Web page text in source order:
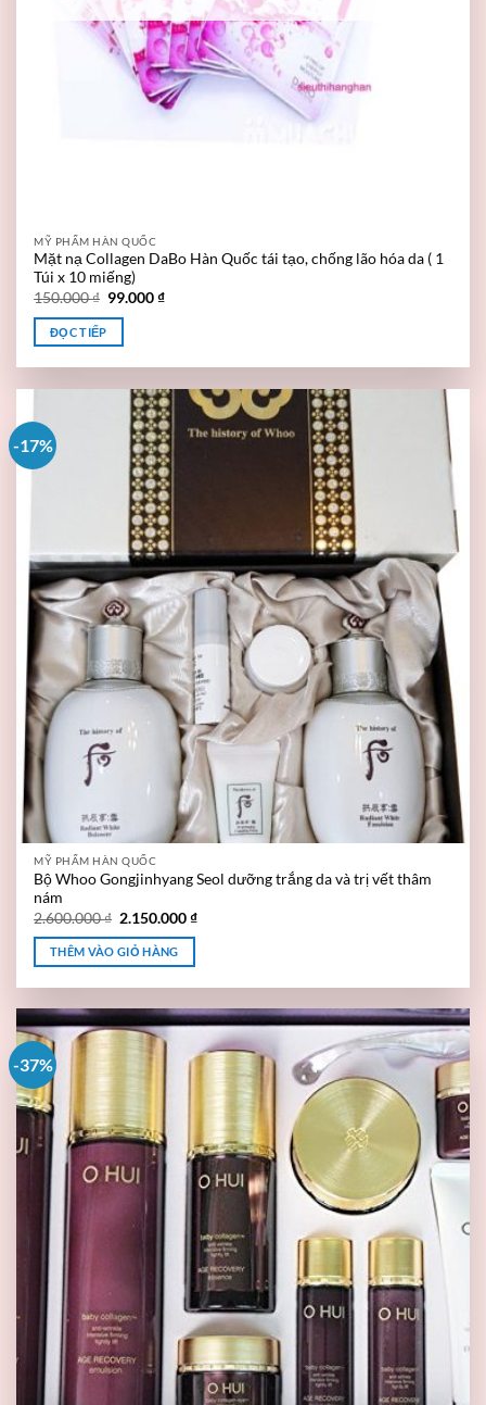
MỸ PHẨM HÀN QUỐC
Mặt nạ Collagen DaBo Hàn Quốc tái tạo, chống lão hóa da ( 1
Túi x 10 miếng)
150.000₫ 99.000₫
ĐỌC TIẾP
-17%
MỸ PHẨM HÀN QUỐC
Bộ Whoo Gongjinhyang Seol dưỡng trắng da và trị vết thâm
nám
2.600.000₫ 2.150.000₫
THÊM VÀO GIỎ HÀNG
-37%